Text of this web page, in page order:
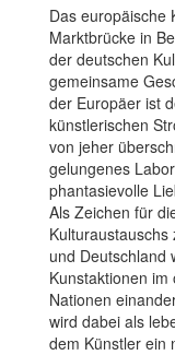
Das europäische
Marktbrücke in
der deutschen
gemeinsame
der Europäer ist
künstlerischen
von jeher
gelungenes
phantasievolle
Als Zeichen für
und Deutschland
Kunstaktionen
Nationen
wird dabei als
dem Künstler ein